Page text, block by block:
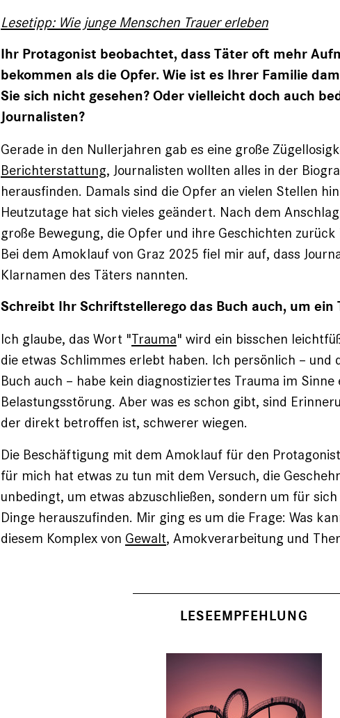
Lesetipp: Wie junge Menschen Trauer erleben
Ihr Protagonist beobachtet, dass Täter oft mehr
bekommen als die Opfer. Wie ist es Ihrer Familie
Sie sich nicht gesehen? Oder vielleicht doch auch
Journalisten?
Gerade in den Nullerjahren gab es eine große
Berichterstattung, Journalisten wollten alles in der
herausfinden. Damals sind die Opfer an vielen Stellen
Heutzutage hat sich vieles geändert. Nach dem
große Bewegung, die Opfer und ihre Geschichten
Bei dem Amoklauf von Graz 2025 fiel mir auf, dass
Klarnamen des Täters nannten.
Schreibt Ihr Schriftstellerego das Buch auch, um ein
Ich glaube, das Wort "Trauma" wird ein bisschen
die etwas Schlimmes erlebt haben. Ich persönlich – und
Buch auch – habe kein diagnostiziertes Trauma im
Belastungsstörung. Aber was es schon gibt, sind
der direkt betroffen ist, schwerer wiegen.
Die Beschäftigung mit dem Amoklauf für den
für mich hat etwas zu tun mit dem Versuch, die
unbedingt, um etwas abzuschließen, sondern um für
Dinge herauszufinden. Mir ging es um die Frage: Was
diesem Komplex von Gewalt, Amokverarbeitung und
LESEEMPFEHLUNG